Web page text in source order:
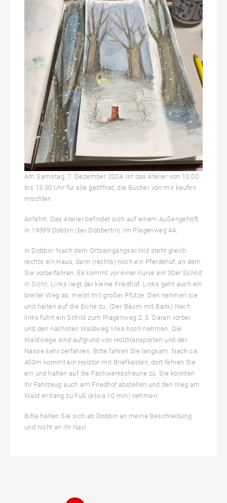
Am Samstag, 7. Dezember 2024, ist das Atelier von 10.00
bis 13.00 Uhr für alle geöffnet, die Bücher von mir kaufen
möchten.
Anfahrt: Das Atelier befindet sich auf einem Außengehöft
in 19399 Dobbin (bei Dobbertin), im Plagenweg 4A.
In Dobbin: Nach dem Ortseingangsschild steht gleich
rechts ein Haus, dann (rechts) noch ein Pferdehof, an dem
Sie vorbeifahren. Es kommt vor einer Kurve ein 30er Schild
in Sicht. Links liegt der kleine Friedhof. Links geht auch ein
breiter Weg ab, meist mit großer Pfütze. Den nehmen sie
und halten auf die Eiche zu. (Der Baum mit Bank) Nach
links führt ein Schild zum Plagenweg 2, 3. Daran vorbei
und den nächsten Waldweg links hoch nehmen. Die
Waldwege sind aufgrund von Holztransporten und der
Nässe sehr zerfahren. Bitte fahren Sie langsam. Nach ca.
400m kommt ein Holztor mit Briefkasten, dort fahren Sie
ein und halten auf die Fachwerkscheune zu. Sie könnten
Ihr Fahrzeug auch am Friedhof abstellen und den Weg am
Wald entlang zu Fuß (etwa 10 min) nehmen.
Bitte halten Sie sich ab Dobbin an meine Beschreibung
und nicht an Ihr Navi.